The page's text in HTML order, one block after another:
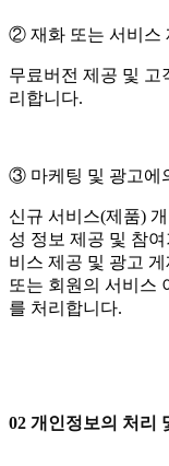
② 재화 또는 서비스
무료버전 제공 및 고
리합니다.
③ 마케팅 및 광고에
신규 서비스(제품)
성 정보 제공 및 참
비스 제공 및 광고
또는 회원의 서비스
를 처리합니다.
02 개인정보의 처리